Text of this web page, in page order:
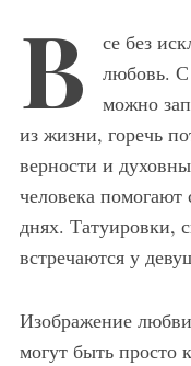
В
се без
любовь.
можно
из жизни, горечь
верности и
человека помогают
днях. Татуировки,
встречаются у
Изображение
могут быть просто